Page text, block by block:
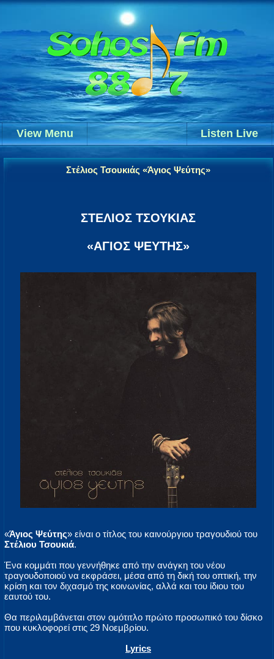
Listen Live
View Menu
Στέλιος Τσουκιάς «Άγιος Ψεύτης»
ΣΤΕΛΙΟΣ ΤΣΟΥΚΙΑΣ
«ΑΓΙΟΣ ΨΕΥΤΗΣ»
«Άγιος Ψεύτης» είναι ο τίτλος του καινούργιου τραγουδιού του
Στέλιου Τσουκιά.
Ένα κομμάτι που γεννήθηκε από την ανάγκη του νέου
τραγουδοποιού να εκφράσει, μέσα από τη δική του οπτική, την
κρίση και τον διχασμό της κοινωνίας, αλλά και του ίδιου του
εαυτού του.
Θα περιλαμβάνεται στον ομότιτλο πρώτο προσωπικό του δίσκο
που κυκλοφορεί στις 29 Νοεμβρίου.
Lyrics